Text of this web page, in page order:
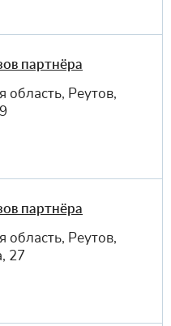
партнёра
область, Реутов,
партнёра
область, Реутов,
27